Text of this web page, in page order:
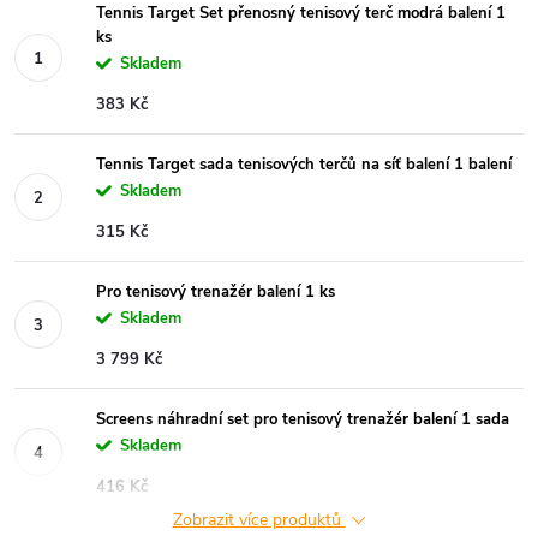
Tennis Target Set přenosný tenisový terč modrá balení 1
ks
Skladem
383 Kč
Tennis Target sada tenisových terčů na síť balení 1 balení
Skladem
315 Kč
Pro tenisový trenažér balení 1 ks
Skladem
3 799 Kč
Screens náhradní set pro tenisový trenažér balení 1 sada
Skladem
416 Kč
Zobrazit více produktů